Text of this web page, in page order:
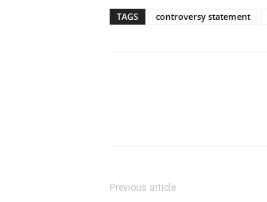
TAGS controversy statement
Previous article